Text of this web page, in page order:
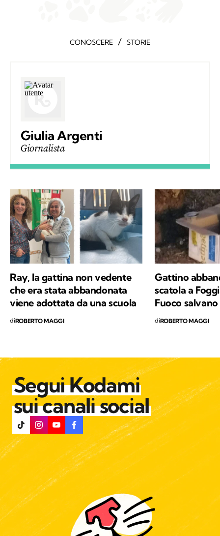
CONOSCERE / STORIE
Giulia Argenti
Giornalista
Ray, la gattina non vedente
che era stata abbandonata
viene adottata da una scuola
diROBERTO MAGGI
Gattino
scatola a
Fuoco
diROBERTO MAGGI
Segui Kodami
sui canali social